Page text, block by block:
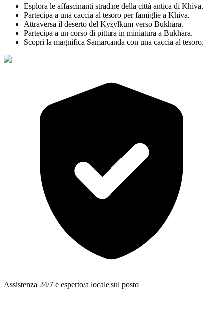
Esplora le affascinanti stradine della città antica di Khiva.
Partecipa a una caccia al tesoro per famiglie a Khiva.
Attraversa il deserto del Kyzylkum verso Bukhara.
Partecipa a un corso di pittura in miniatura a Bukhara.
Scopri la magnifica Samarcanda con una caccia al tesoro.
Assistenza 24/7 e esperto/a locale sul posto